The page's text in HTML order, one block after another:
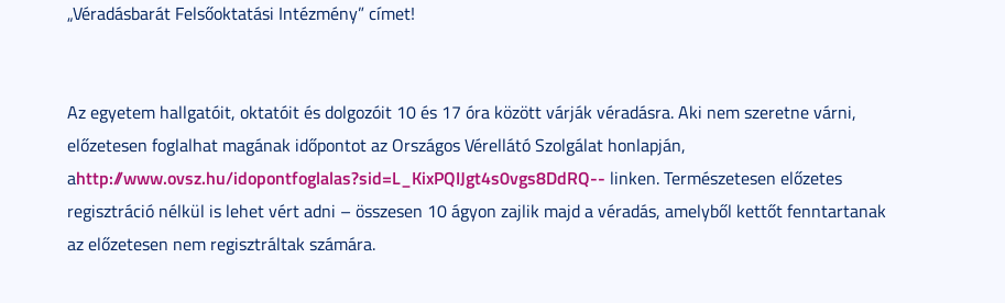
„Véradásbarát Felsőoktatási Intézmény” címet!
Az egyetem hallgatóit, oktatóit és dolgozóit 10 és 17 óra között várják véradásra. Aki nem szeretne várni,
előzetesen foglalhat magának időpontot az Országos Vérellátó Szolgálat honlapján,
ahttp://www.ovsz.hu/idopontfoglalas?sid=L_KixPQIJgt4s0vgs8DdRQ-- linken. Természetesen előzetes
regisztráció nélkül is lehet vért adni – összesen 10 ágyon zajlik majd a véradás, amelyből kettőt fenntartanak
az előzetesen nem regisztráltak számára.